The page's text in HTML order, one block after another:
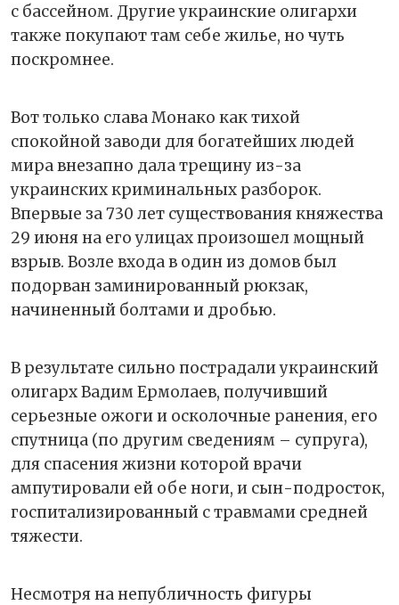
с бассейном. Другие украинские олигархи
также покупают там себе жилье, но чуть
поскромнее.
Вот только слава Монако как тихой
спокойной заводи для богатейших людей
мира внезапно дала трещину из-за
украинских криминальных разборок.
Впервые за 730 лет существования княжества
29 июня на его улицах произошел мощный
взрыв. Возле входа в один из домов был
подорван заминированный рюкзак,
начиненный болтами и дробью.
В результате сильно пострадали украинский
олигарх Вадим Ермолаев, получивший
серьезные ожоги и осколочные ранения, его
спутница (по другим сведениям – супруга),
для спасения жизни которой врачи
ампутировали ей обе ноги, и сын-подросток,
госпитализированный с травмами средней
тяжести.
Несмотря на непубличность фигуры